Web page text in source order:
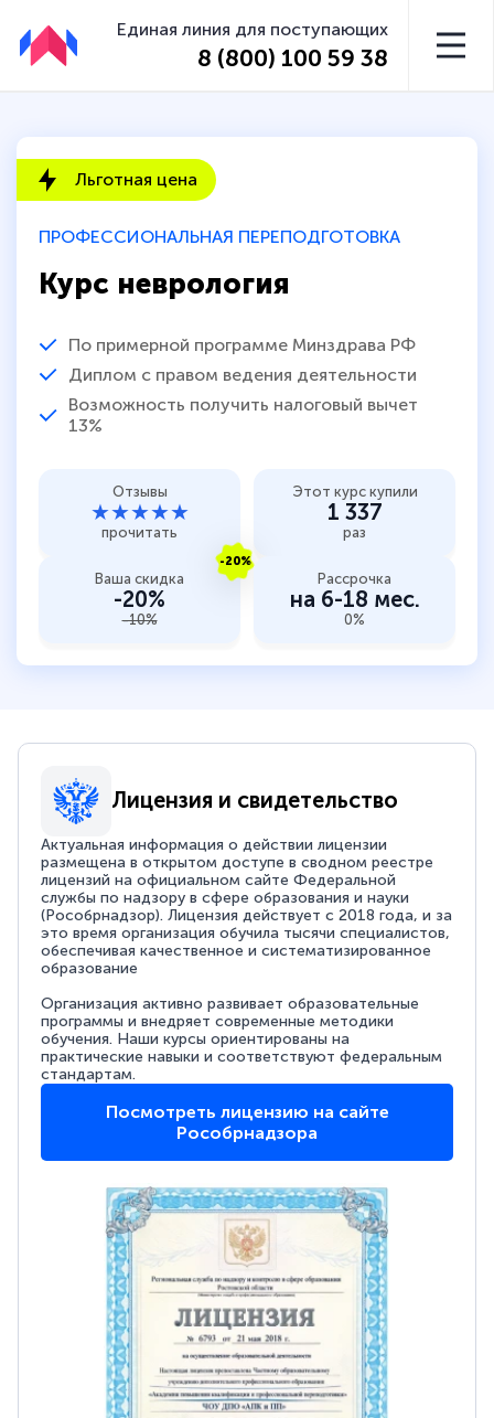
Единая линия для поступающих
8 (800) 100 59 38
ПРОФЕССИОНАЛЬНАЯ ПЕРЕПОДГОТОВКА
Курс неврология
По примерной программе Минздрава РФ
Диплом с правом ведения деятельности
Возможность получить налоговый вычет
13%
Льготная цена
Отзывы
★★★★★
прочитать
Этот курс купили
1 337
раз
-20%
Ваша скидка
-20%
-10%
Рассрочка
на 6-18 мес.
0%
Лицензия и свидетельство
Актуальная информация о действии лицензии
размещена в открытом доступе в сводном реестре
лицензий на официальном сайте Федеральной
службы по надзору в сфере образования и науки
(Рособрнадзор). Лицензия действует с 2018 года, и за
это время организация обучила тысячи специалистов,
обеспечивая качественное и систематизированное
образование
Организация активно развивает образовательные
программы и внедряет современные методики
обучения. Наши курсы ориентированы на
практические навыки и соответствуют федеральным
стандартам.
Посмотреть лицензию на сайте
Рособрнадзора